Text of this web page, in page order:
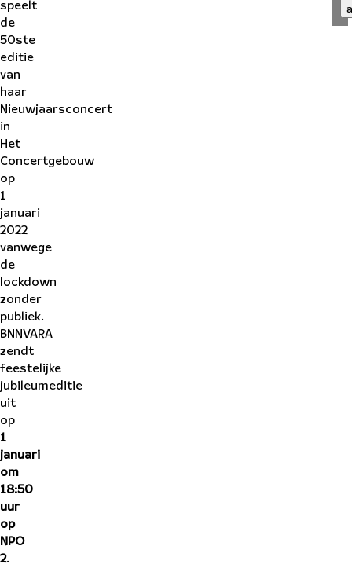
speelt
de
50ste
editie
van
haar
Nieuwjaarsconcert
in
Het
Concertgebouw
op
1
januari
2022
vanwege
de
lockdown
zonder
publiek.
BNNVARA
zendt
feestelijke
jubileumeditie
uit
op
1
januari
om
18:50
uur
op
NPO
2.